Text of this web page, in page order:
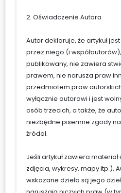
2. Oświadczenie Autora
Autor deklaruje, że artykuł
przez niego (i
publikowany, nie zawiera
prawem, nie narusza praw
przedmiotem praw
wyłącznie autorowi i jest
osób trzecich, a także, że
niezbędne pisemne zgody
źródeł.
Jeśli artykuł zawiera
zdjęcia, wykresy, mapy itp.),
wskazane dzieła są jego